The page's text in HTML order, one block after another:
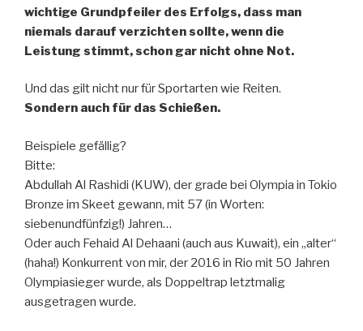
wichtige Grundpfeiler des Erfolgs, dass man
niemals darauf verzichten sollte, wenn die
Leistung stimmt, schon gar nicht ohne Not.
Und das gilt nicht nur für Sportarten wie Reiten.
Sondern auch für das Schießen.
Beispiele gefällig?
Bitte:
Abdullah Al Rashidi (KUW), der grade bei Olympia in Tokio
Bronze im Skeet gewann, mit 57 (in Worten:
siebenundfünfzig!) Jahren…
Oder auch Fehaid Al Dehaani (auch aus Kuwait), ein „alter“
(haha!) Konkurrent von mir, der 2016 in Rio mit 50 Jahren
Olympiasieger wurde, als Doppeltrap letztmalig
ausgetragen wurde.